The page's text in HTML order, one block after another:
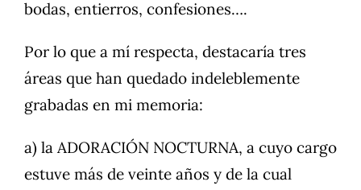
bodas, entierros, confesiones….
Por lo que a mí respecta, destacaría tres
áreas que han quedado indeleblemente
grabadas en mi memoria:
a) la ADORACIÓN NOCTURNA, a cuyo cargo
estuve más de veinte años y de la cual